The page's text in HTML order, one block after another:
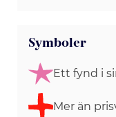
Symboler
Ett fynd i
Mer än